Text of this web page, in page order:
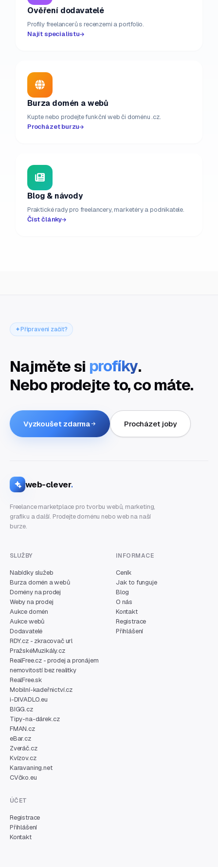
Ověření dodavatelé
Profily freelancerů s recenzemi a portfolio.
Najít specialistu
Burza domén a webů
Kupte nebo prodejte funkční web či doménu .cz.
Procházet burzu
Blog & návody
Praktické rady pro freelancery, marketéry a podnikatele.
Číst články
Připraveni začít?
Najměte si profíky.
Nebo prodejte to, co máte.
Vyzkoušet zdarma Procházet joby
web-clever.
Freelance marketplace pro tvorbu webů, marketing,
grafiku a další. Prodejte doménu nebo web na naší
burze.
SLUŽBY
Nabídky služeb
Burza domén a webů
Domény na prodej
Weby na prodej
Aukce domén
Aukce webů
Dodavatelé
RDY.cz - zkracovač url
PražskéMuzikály.cz
RealFree.cz - prodej a pronájem
nemovitostí bez realitky
RealFree.sk
Mobilní-kadeřnictví.cz
i-DIVADLO.eu
BIGG.cz
Tipy-na-dárek.cz
FMAN.cz
eBar.cz
Zveráč.cz
Kvízov.cz
Karavaning.net
CVčko.eu
INFORMACE
Ceník
Jak to funguje
Blog
O nás
Kontakt
Registrace
Přihlášení
ÚČET
Registrace
Přihlášení
Kontakt